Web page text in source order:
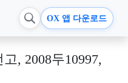
OX 앱 다운로드
, 2008두10997,